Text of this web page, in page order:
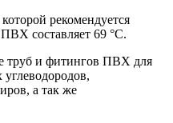
рекомендуется
составляет 69 °С.
труб и фитингов ПВХ для
а так же